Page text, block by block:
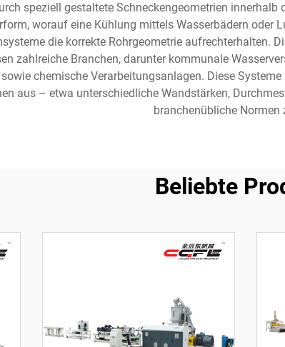
speziell gestaltete Schneckengeometrien
worauf eine Kühlung mittels Wasserbädern
die korrekte Rohrgeometrie aufrechterhalten.
zahlreiche Branchen, darunter kommunale
chemische Verarbeitungsanlagen. Diese
aus – etwa unterschiedliche Wandstärken,
branchenübliche Normen
Beliebte